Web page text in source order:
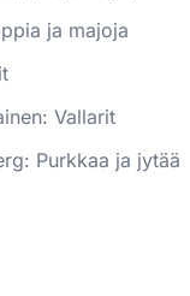
ja majoja
: Vallarit
: Purkkaa ja jytää